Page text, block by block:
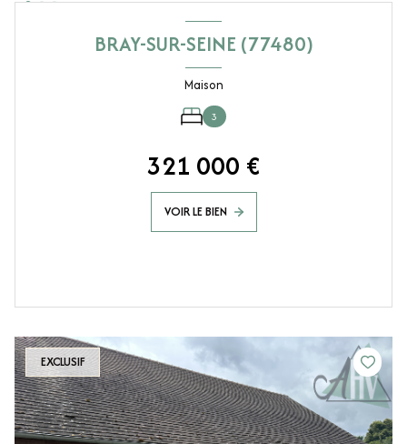
BRAY-SUR-SEINE (77480)
Maison
3
321 000 €
VOIR LE BIEN
EXCLUSIF